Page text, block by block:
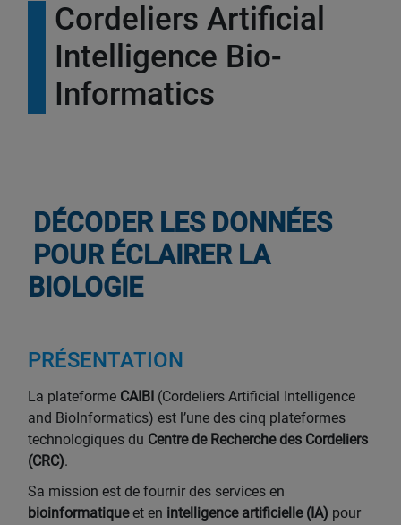
Cordeliers Artificial
Intelligence Bio-
Informatics
DÉCODER LES DONNÉES
POUR ÉCLAIRER LA
BIOLOGIE
PRÉSENTATION
La plateforme CAIBI (Cordeliers Artificial Intelligence
and BioInformatics) est l’une des cinq plateformes
technologiques du Centre de Recherche des Cordeliers
(CRC).
Sa mission est de fournir des services en
bioinformatiqueet en intelligence artificielle (IA) pour